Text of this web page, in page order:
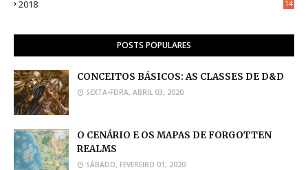
2018 14
POSTS POPULARES
CONCEITOS BÁSICOS: AS CLASSES DE D&D
SEXTA-FEIRA, ABRIL 03, 2020
O CENÁRIO E OS MAPAS DE FORGOTTEN
REALMS
SÁBADO, FEVEREIRO 01, 2020